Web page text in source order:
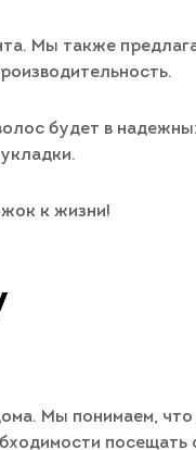
Мы также
будет в
к жизни!
Мы понимаем, что
посещать